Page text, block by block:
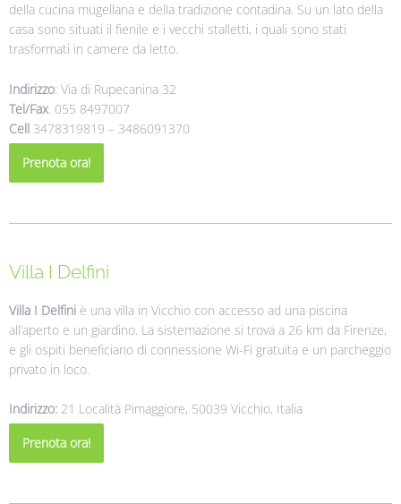
della cucina mugellana e della tradizione contadina. Su un lato della
casa sono situati il fienile e i vecchi stalletti, i quali sono stati
trasformati in camere da letto.
Indirizzo: Via di Rupecanina 32
Tel/Fax . 055 8497007
Cell 3478319819 – 3486091370
Prenota ora!
Villa I Delfini
Villa I Delfini è una villa in Vicchio con accesso ad una piscina
all’aperto e un giardino. La sistemazione si trova a 26 km da Firenze,
e gli ospiti beneficiano di connessione Wi-Fi gratuita e un parcheggio
privato in loco.
Indirizzo: 21 Località Pimaggiore, 50039 Vicchio, Italia
Prenota ora!